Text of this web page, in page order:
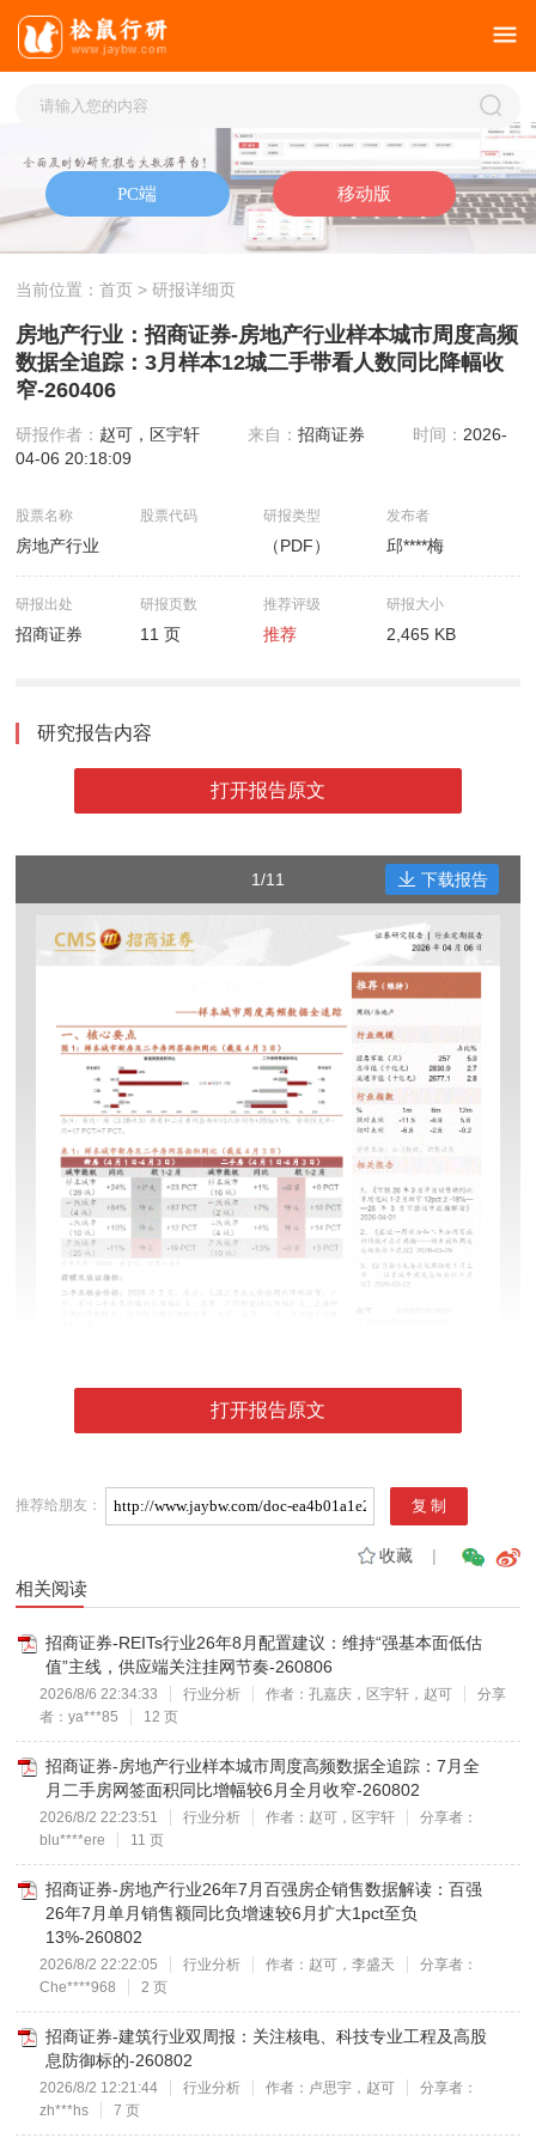
当前位置：首页 > 研报详细页
房地产行业：招商证券-房地产行业样本城市周度高频
数据全追踪：3月样本12城二手带看人数同比降幅收
窄-260406
研报作者： 赵可，区宇轩 来自：招商证券 时间： 2026-
04-06 20:18:09
股票名称
房地产行业
股票代码 研报类型
（PDF）
发布者
邱****梅
研报出处
招商证券
研报页数
11 页
推荐评级
推荐
研报大小
2,465 KB
研究报告内容
打开报告原文
1/11 下载报告
打开报告原文
推荐给朋友：
收藏|
相关阅读
招商证券-REITs行业26年8月配置建议：维持“强基本面低估
值”主线，供应端关注挂网节奏-260806
2026/8/6 22:34:33 行业分析 作者：孔嘉庆，区宇轩，赵可
分享
者：ya***85
12 页
招商证券-房地产行业样本城市周度高频数据全追踪：7月全
月二手房网签面积同比增幅较6月全月收窄-260802
2026/8/2 22:23:51 行业分析 作者：赵可，区宇轩
分享者：
blu****ere
11 页
招商证券-房地产行业26年7月百强房企销售数据解读：百强
26年7月单月销售额同比负增速较6月扩大1pct至负
13%-260802
2026/8/2 22:22:05 行业分析 作者：赵可，李盛天
分享者：
Che****968
2 页
招商证券-建筑行业双周报：关注核电、科技专业工程及高股
息防御标的-260802
2026/8/2 12:21:44 行业分析 作者：卢思宇，赵可
分享者：
zh***hs
7 页